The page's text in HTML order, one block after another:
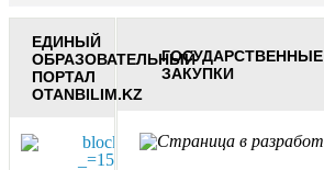
ЕДИНЫЙ
ОБРАЗОВАТЕЛЬНЫЙ
ПОРТАЛ
OTANBILIM.KZ
ГОСУДАРСТВЕННЫЕ
ЗАКУПКИ